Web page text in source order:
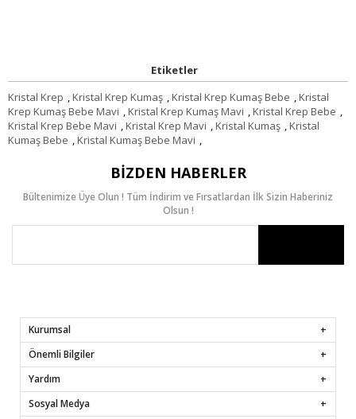
Etiketler
Kristal Krep ,Kristal Krep Kumaş ,Kristal Krep Kumaş Bebe ,Kristal
Krep Kumaş Bebe Mavi ,Kristal Krep Kumaş Mavi ,Kristal Krep Bebe ,
Kristal Krep Bebe Mavi ,Kristal Krep Mavi ,Kristal Kumaş ,Kristal
Kumaş Bebe ,Kristal Kumaş Bebe Mavi ,
BIZDEN HABERLER
Bültenimize Üye Olun ! Tüm İndirim ve Fırsatlardan İlk Sizin Haberiniz
Olsun !
Kurumsal
Önemli Bilgiler
Yardım
Sosyal Medya